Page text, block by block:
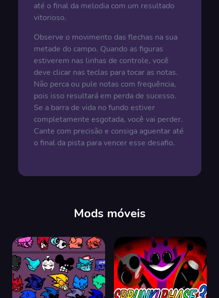
até o final da melodia com um resultado
vitorioso.
Observe o movimento das flechas na sua
metade do campo. Quando as figuras
estiverem nas linhas de controle, você
deve clicar nas teclas para tocar as notas.
Não perca ou pule notas com frequência,
pois isso resultará em perda de sucesso.
Se a barra de vida no fundo estiver
completamente esgotada, você vai perder.
Cante com precisão e consiga aguentar até
o final da pista para vencer esse desafio.
Mods móveis